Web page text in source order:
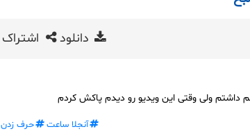
دانلود اشتراک
داشتم ولی وقتی این ویدیو رو دیدم پاکش کردم
آنجلا ساعت حرف زدن